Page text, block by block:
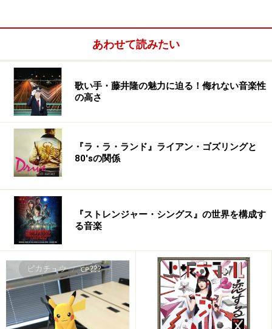
ファシスト的なヴィジュアルによる皮肉った表現は、
YMOも確実に受け継いでいます。
用心深いクラフトワークだけあって、カール・クレーフ
ィッシュによるアートワークには「エル・リシツキーに
インスパイアされた」とクレジットが入れられていま
す。話は逸れますが、ハロプロのライヴで、『ロボッ
ト』がライヴ前にかけられているらしいが、その意図
は？
※記事内容は執筆時点のものです。最新の内容をご確認くださ
い。
あわせて読みたい
歌い手・藤井隆の魅力に迫る！侮れない音楽性
の高さ
『ラ・ラ・ランド』ライアン・ゴズリングと
80'sの関係
『ストレンジャー・シングス』の世界を構成す
る音楽